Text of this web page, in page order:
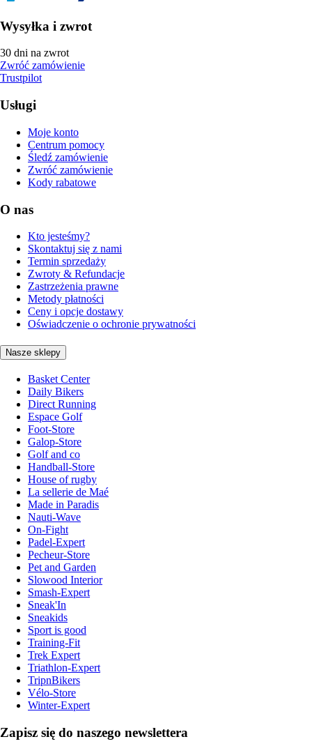
Wysyłka i zwrot
30 dni na zwrot
Zwróć zamówienie
Trustpilot
Usługi
Moje konto
Centrum pomocy
Śledź zamówienie
Zwróć zamówienie
Kody rabatowe
O nas
Kto jesteśmy?
Skontaktuj się z nami
Termin sprzedaży
Zwroty & Refundacje
Zastrzeżenia prawne
Metody płatności
Ceny i opcje dostawy
Oświadczenie o ochronie prywatności
Nasze sklepy
Basket Center
Daily Bikers
Direct Running
Espace Golf
Foot-Store
Galop-Store
Golf and co
Handball-Store
House of rugby
La sellerie de Maé
Made in Paradis
Nauti-Wave
On-Fight
Padel-Expert
Pecheur-Store
Pet and Garden
Slowood Interior
Smash-Expert
Sneak'In
Sneakids
Sport is good
Training-Fit
Trek Expert
Triathlon-Expert
TripnBikers
Vélo-Store
Winter-Expert
Zapisz się do naszego newslettera